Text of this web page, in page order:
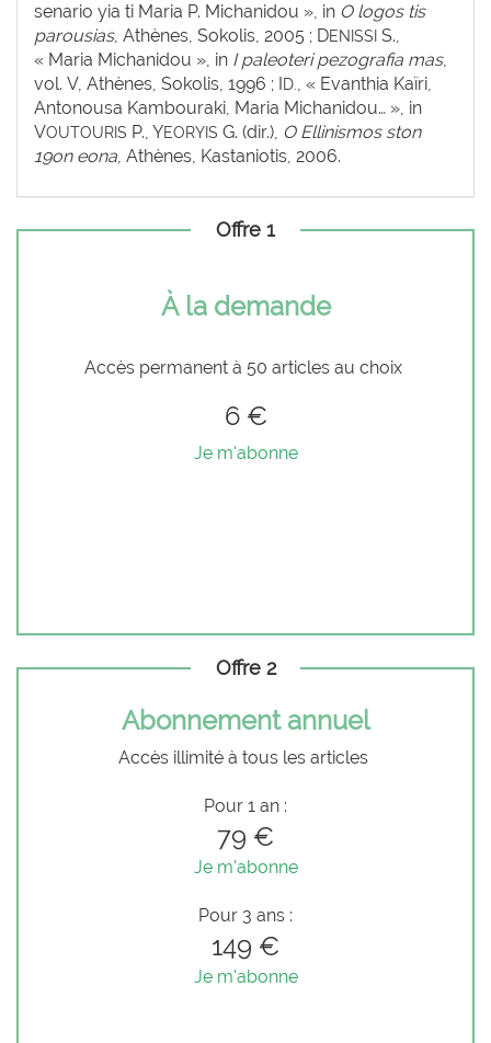
senario yia ti Maria P. Michanidou », in O logos tis
parousias, Athènes, Sokolis, 2005 ; DENISSI S.,
« Maria Michanidou », in I paleoteri pezografia mas,
vol. V, Athènes, Sokolis, 1996 ; ID. , « Evanthia Kaïri,
Antonousa Kambouraki, Maria Michanidou… », in
VOUTOURIS P., YEORYIS G. (dir.), O Ellinismos ston
19on eona, Athènes, Kastaniotis, 2006.
Offre 1
À la demande
Accès permanent à 50 articles au choix
6 €
Je m'abonne
Offre 2
Abonnement annuel
Accès illimité à tous les articles
Pour 1 an :
79 €
Je m'abonne
Pour 3 ans :
149 €
Je m'abonne